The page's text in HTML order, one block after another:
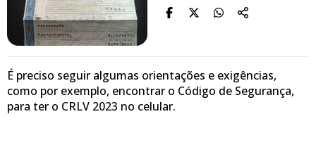
É preciso seguir algumas orientações e exigências,
como por exemplo, encontrar o Código de Segurança,
para ter o CRLV 2023 no celular.